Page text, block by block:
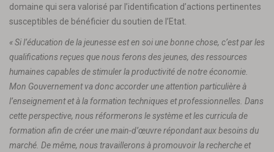
domaine qui sera valorisé par l’identification d’actions pertinentes
susceptibles de bénéficier du soutien de l’Etat.
« Si l’éducation de la jeunesse est en soi une bonne chose, c’est par les
qualifications reçues que nous ferons des jeunes, des ressources
humaines capables de stimuler la productivité de notre économie.
Mon Gouvernement va donc accorder une attention particulière à
l’enseignement et à la formation techniques et professionnelles. Dans
cette perspective, nous réformerons le système et les curricula de
formation afin de créer une main-d’œuvre répondant aux besoins du
marché. De même, nous travaillerons à promouvoir la recherche et